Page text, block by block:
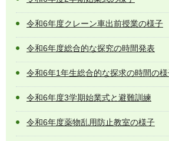
令和6年度クレーン車出前授業の様子
令和6年度総合的な探究の時間発表
令和6年1年生総合的な探求の時間の
令和6年度3学期始業式と避難訓練
令和6年度薬物乱用防止教室の様子